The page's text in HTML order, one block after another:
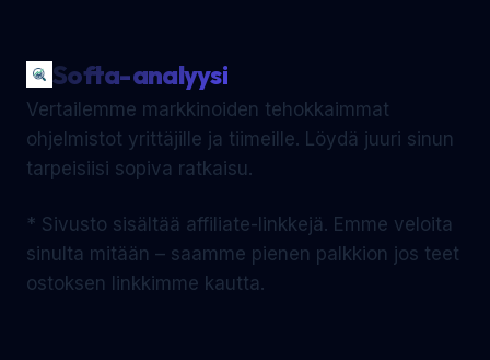
Softa-analyysi
Vertailemme markkinoiden tehokkaimmat
ohjelmistot yrittäjille ja tiimeille. Löydä juuri sinun
tarpeisiisi sopiva ratkaisu.
* Sivusto sisältää affiliate-linkkejä. Emme veloita
sinulta mitään – saamme pienen palkkion jos teet
ostoksen linkkimme kautta.